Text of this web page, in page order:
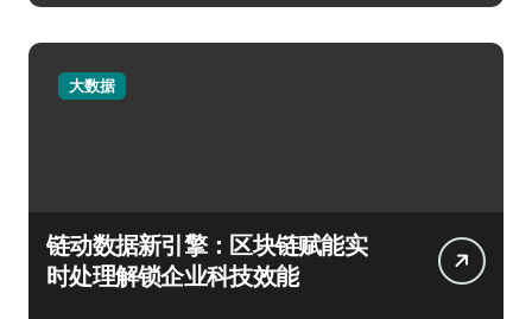
大数据
链动数据新引擎：区块链赋能实
时处理解锁企业科技效能